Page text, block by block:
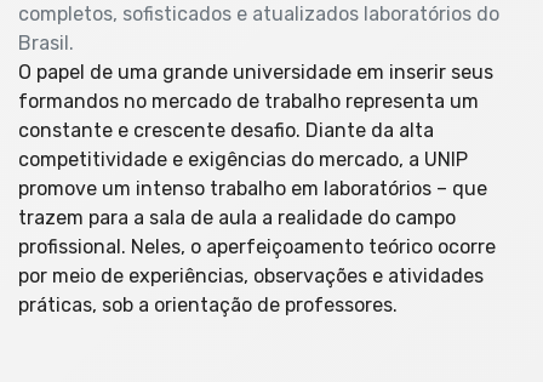
completos, sofisticados e atualizados laboratórios do
Brasil.
O papel de uma grande universidade em inserir seus
formandos no mercado de trabalho representa um
constante e crescente desafio. Diante da alta
competitividade e exigências do mercado, a UNIP
promove um intenso trabalho em laboratórios – que
trazem para a sala de aula a realidade do campo
profissional. Neles, o aperfeiçoamento teórico ocorre
por meio de experiências, observações e atividades
práticas, sob a orientação de professores.